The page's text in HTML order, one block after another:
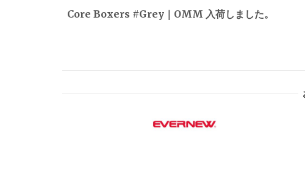
稿
Core Boxers #Grey｜OMM 入荷しました。